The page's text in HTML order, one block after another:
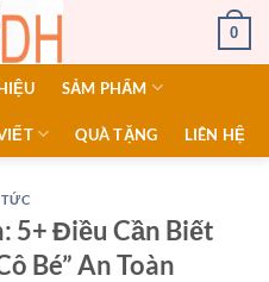
0
SẢM PHẨM
QUÀ TẶNG LIÊN HỆ
5+ Điều Cần Biết
Bé” An Toàn